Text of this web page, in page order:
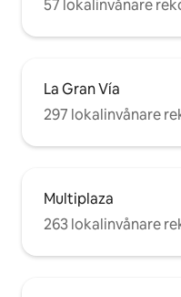
57 lokalinvånare
La Gran Vía
297 lokalinvånare
Multiplaza
263 lokalinvånare